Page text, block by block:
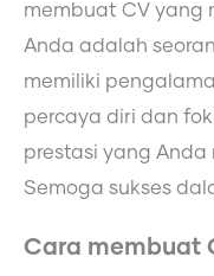
membuat CV yang
Anda adalah
memiliki
percaya diri dan
prestasi yang Anda
Semoga sukses
Cara membuat